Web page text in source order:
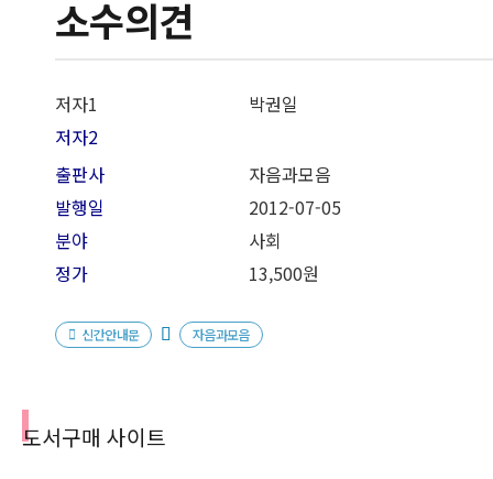
소수의견
저자1
박권일
저자2
출판사
자음과모음
발행일
2012-07-05
분야
사회
정가
13,500원
신간안내문 자음과모음
도서구매 사이트